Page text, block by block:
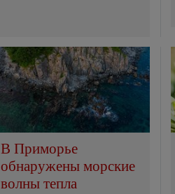
В Приморье
обнаружены морские
волны тепла